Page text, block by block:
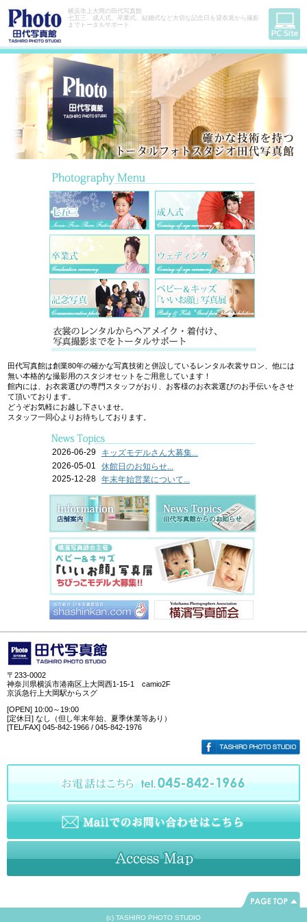
横浜市上大岡の田代写真館
七五三、成人式、卒業式、結婚式など大切な記念日を貸衣裳から撮影
までトータルサポート
田代写真館は創業80年の確かな写真技術と併設しているレンタル衣裳サロン、他には
無い本格的な撮影用のスタジオセットをご用意しています！
館内には、お衣裳選びの専門スタッフがおり、お客様のお衣裳選びのお手伝いをさせ
て頂いております。
どうぞお気軽にお越し下さいませ。
スタッフ一同心よりお待ちしております。
2026-06-29
キッズモデルさん大募集...
2026-05-01
休館日のお知らせ...
2025-12-28 年末年始営業について...
〒233-0002
神奈川県横浜市港南区上大岡西1-15-1 camio2F
京浜急行上大岡駅からスグ
[OPEN] 10:00～19:00
[定休日] なし（但し年末年始、夏季休業等あり）
[TEL/FAX] 045-842-1966 / 045-842-1976
(c) TASHIRO PHOTO STUDIO